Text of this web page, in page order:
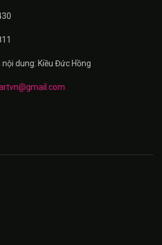
dung: Kiều Đức Hồng